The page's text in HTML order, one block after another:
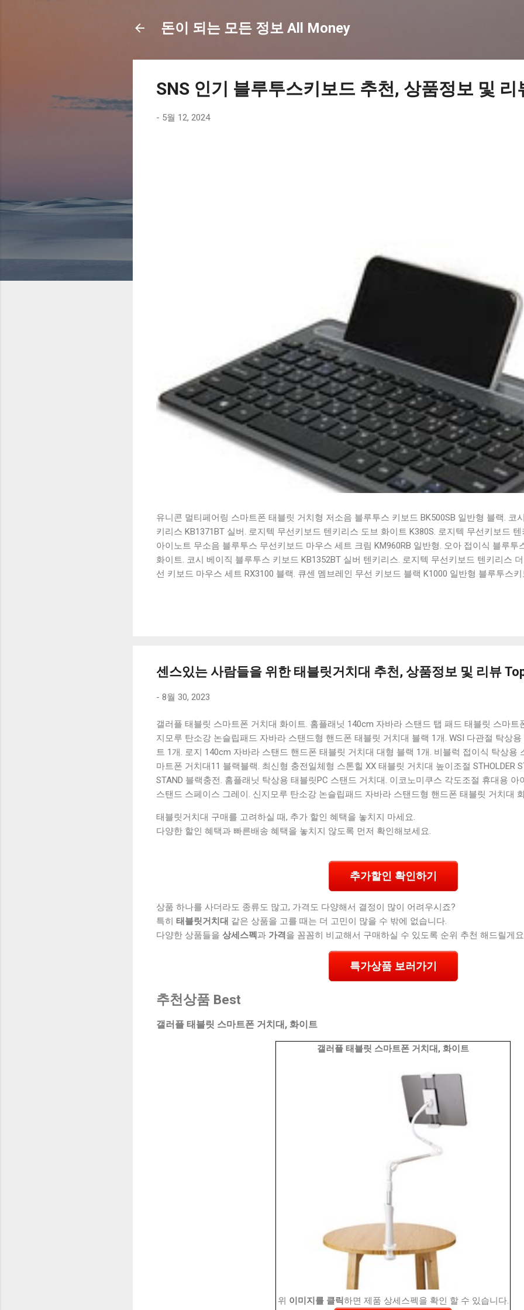
돈이 되는 모든 정보 All Money
SNS 인기 블루투스키보드 추천, 상품정보 및 리
- 5월 12, 2024
유니콘 멀티페어링 스마트폰 태블릿 거치형 저소음 블루투스 키보드 BK500SB 일반형 블랙. 코
키리스 KB1371BT 실버. 로지텍 무선키보드 텐키리스 도브 화이트 K380S. 로지텍 무선키보드
아이노트 무소음 블루투스 무선키보드 마우스 세트 크림 KM960RB 일반형. 오아 접이식 블루투
화이트. 코시 베이직 블루투스 키보드 KB1352BT 실버 텐키리스. 로지텍 무선키보드 텐키리스
선 키보드 마우스 세트 RX3100 블랙. 큐센 멤브레인 무선 키보드 블랙 K1000 일반형 블루투스
센스있는 사람들을 위한 태블릿거치대 추천, 상품정보 및 리뷰
- 8월 30, 2023
갤러플 태블릿 스마트폰 거치대 화이트. 홈플래닛 140cm 자바라 스탠드 탭 패드 태블릿 스마트
지모루 탄소강 논슬립패드 자바라 스탠드형 핸드폰 태블릿 거치대 블랙 1개. WSI 다관절 탁상
트 1개. 로지 140cm 자바라 스탠드 핸드폰 태블릿 거치대 대형 블랙 1개. 비블럭 접이식 탁상용
마트폰 거치대11 블랙블랙. 최신형 충전일체형 스톤힐 XX 태블릿 거치대 높이조절 STHOLDER
STAND 블랙충전. 홈플래닛 탁상용 태블릿PC 스탠드 거치대. 이코노미쿠스 각도조절 휴대용 아
스탠드 스페이스 그레이. 신지모루 탄소강 논슬립패드 자바라 스탠드형 핸드폰 태블릿 거치대
태블릿거치대 구매를 고려하실 때, 추가 할인 혜택을 놓치지 마세요.
다양한 할인 혜택과 빠른배송 혜택을 놓치지 않도록 먼저 확인해보세요.
추가할인 확인하기
상품 하나를 사더라도 종류도 많고, 가격도 다양해서 결정이 많이 어려우시죠?
특히 태블릿거치대 같은 상품을 고를 때는 더 고민이 많을 수 밖에 없습니다.
다양한 상품들을 상세스펙 과 가격 을 꼼꼼히 비교해서 구매하실 수 있도록 순위 추천 해드릴게
특가상품 보러가기
추천상품 Best
갤러플 태블릿 스마트폰 거치대, 화이트
갤러플 태블릿 스마트폰 거치대, 화이트
위 이미지를 클릭하면 제품 상세스펙을 확인 할 수 있습니다.